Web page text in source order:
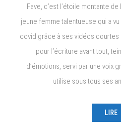
Fave, c’est l’étoile montante
jeune femme talentueuse qui a
covid grâce à ses vidéos courtes
pour l’écriture avant tout,
d’émotions, servi par une voix
utilise sous tous ses
LIRE